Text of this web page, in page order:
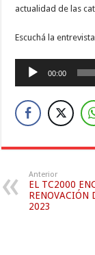
actualidad de las
Escuchá la
Reproductor
00:00
Anterior
EL TC2000
RENOVACIÓN
2023